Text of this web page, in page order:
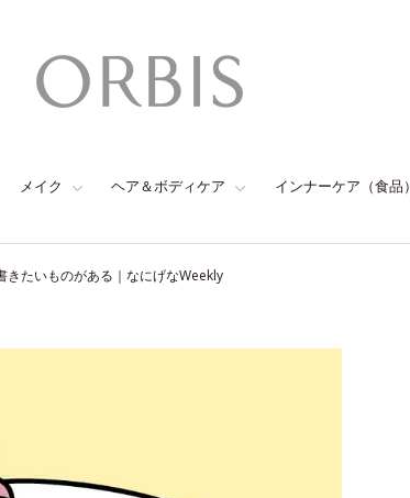
メイク ヘア＆ボディケア インナーケア（食品）
きたいものがある｜なにげなWeekly